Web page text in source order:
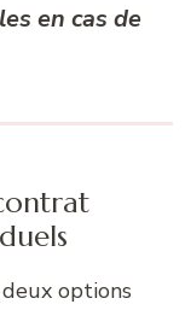
en cas de
options